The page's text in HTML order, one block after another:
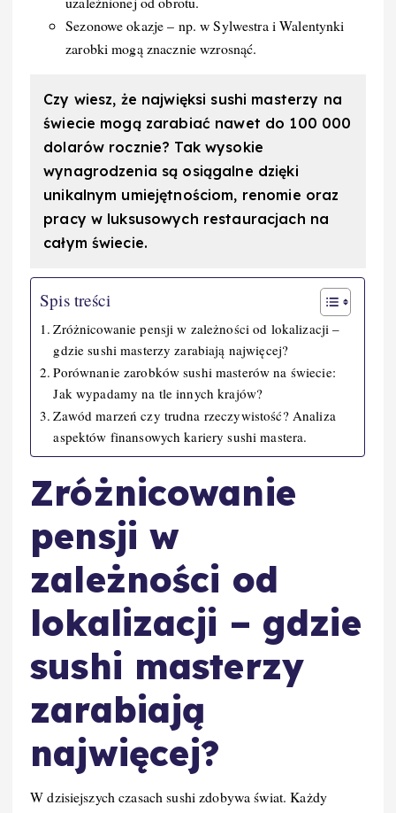
Sezonowe okazje – np. w Sylwestra i Walentynki
zarobki mogą znacznie wzrosnąć.
Czy wiesz, że najwięksi sushi masterzy na
świecie mogą zarabiać nawet do 100 000
dolarów rocznie? Tak wysokie
wynagrodzenia są osiągalne dzięki
unikalnym umiejętnościom, renomie oraz
pracy w luksusowych restauracjach na
całym świecie.
Spis treści
Zróżnicowanie pensji w zależności od lokalizacji –
gdzie sushi masterzy zarabiają najwięcej?
Porównanie zarobków sushi masterów na świecie:
Jak wypadamy na tle innych krajów?
Zawód marzeń czy trudna rzeczywistość? Analiza
aspektów finansowych kariery sushi mastera.
Zróżnicowanie
pensji w
zależności od
lokalizacji – gdzie
sushi masterzy
zarabiają
najwięcej?
W dzisiejszych czasach sushi zdobywa świat. Każdy